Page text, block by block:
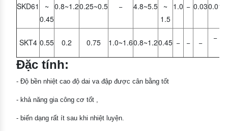
SKD61
~
0.45
0.8~1.20.25~0.5 − 4.8~5.5 ~
1.5
1.0 − 0.030.01
SKT4 0.55 0.2 0.75 1.0~1.60.8~1.20.45 − − − −
Đặc tính:
- Độ bền nhiệt cao độ dai va đập được cân bằng tốt
- khả năng gia công cơ tốt ,
- biến dạng rất ít sau khi nhiệt luyện.